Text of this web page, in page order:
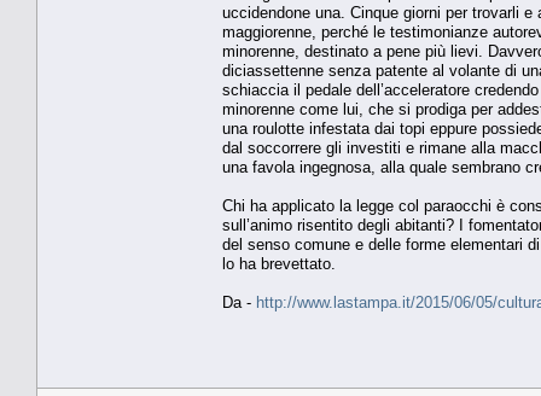
uccidendone una. Cinque giorni per trovarli
maggiorenne, perché le testimonianze
minorenne, destinato a pene più lievi.
diciassettenne senza patente al volante di
schiaccia il pedale dell’acceleratore
minorenne come lui, che si prodiga per
una roulotte infestata dai topi eppure
dal soccorrere gli investiti e rimane alla
una favola ingegnosa, alla quale sembrano
Chi ha applicato la legge col paraocchi è
sull’animo risentito degli abitanti? I
del senso comune e delle forme elementari
lo ha brevettato.
Da - http://www.lastampa.it/2015/06/05/